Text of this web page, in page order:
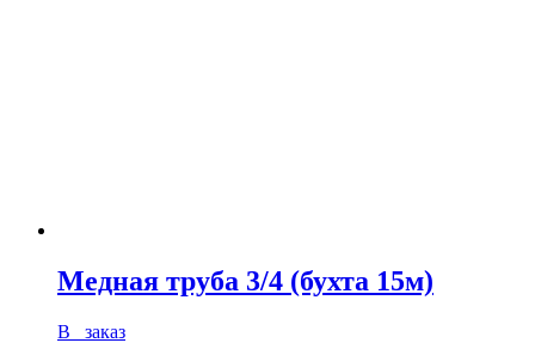
Медная труба 3/4 (бухта 15м)
В заказ